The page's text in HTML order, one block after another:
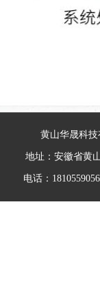
黄山华晟科
地址：安徽省黄
电话：